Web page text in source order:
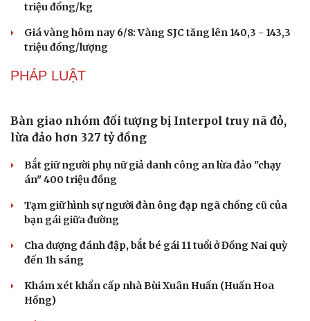
triệu đồng/kg
Giá vàng hôm nay 6/8: Vàng SJC tăng lên 140,3 - 143,3
triệu đồng/lượng
PHÁP LUẬT
Bàn giao nhóm đối tượng bị Interpol truy nã đỏ,
lừa đảo hơn 327 tỷ đồng